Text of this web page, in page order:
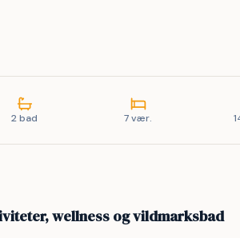
2 bad 7 vær.
wellness og vildmarksbad